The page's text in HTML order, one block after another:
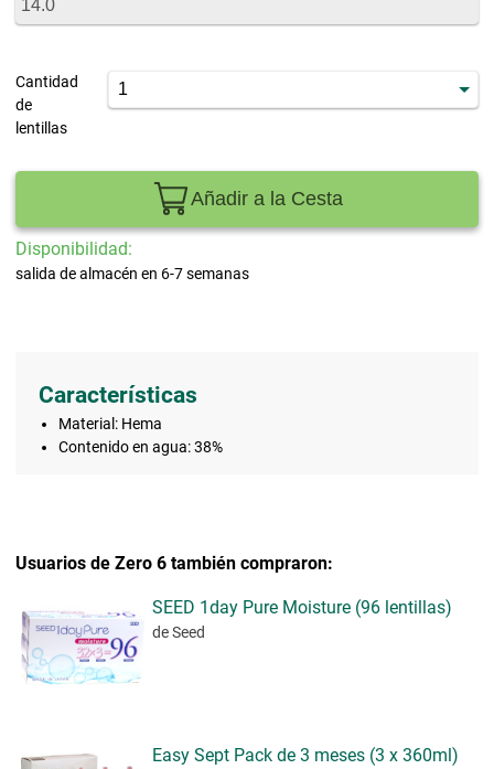
Cantidad
de
lentillas
Añadir a la Cesta
Disponibilidad:
salida de almacén en 6-7 semanas
Características
Material: Hema
Contenido en agua: 38%
Usuarios de Zero 6 también compraron:
SEED 1day Pure Moisture (96 lentillas)
de Seed
Easy Sept Pack de 3 meses (3 x 360ml)